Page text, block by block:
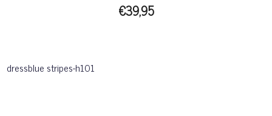
€39,95
dressblue stripes-h101